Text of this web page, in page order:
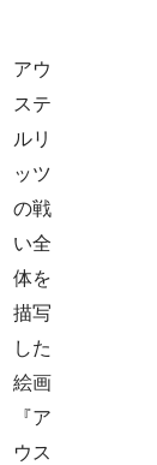
アウ
ステ
ルリ
ッツ
の戦
い全
体を
描写
した
絵画
『ア
ウス